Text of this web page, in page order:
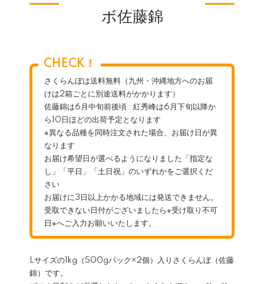
ボ佐藤錦
CHECK！
さくらんぼは送料無料（九州・沖縄地方へのお届
けは2箱ごとに別途送料がかかります）
佐藤錦は6月中旬前後頃 : 紅秀峰は6月下旬以降か
ら10日ほどの出荷予定となります
※異なる品種を同時注文された場合、お届け日が異
なります
お届け希望日が選べるようになりました「指定な
し」「平日」「土日祝」のいずれかをご選択くだ
さい
お届けに3日以上かかる地域には発送できません。
受取できない日付がございましたら※受け取り不可
日※へご入力お願いいたします。
Lサイズの1kg（500gパック×2個）入りさくらんぼ（佐藤
錦）です。